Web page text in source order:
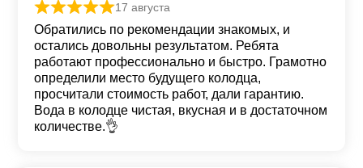
Оценка из 5
17 августа
Обратились по рекомендации знакомых, и
остались довольны результатом. Ребята
работают профессионально и быстро. Грамотно
определили место будущего колодца,
просчитали стоимость работ, дали гарантию.
Вода в колодце чистая, вкусная и в достаточном
количестве.👌